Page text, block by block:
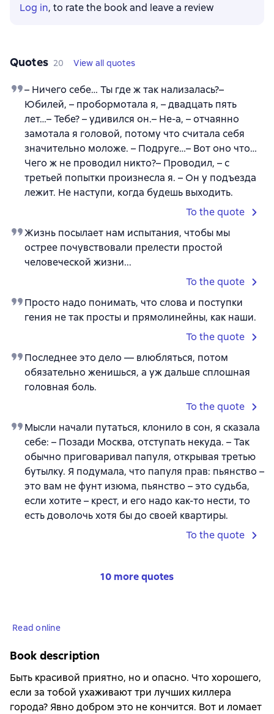
Log in, to rate the book and leave a review
Quotes 20 View all quotes
– Ничего себе… Ты где ж так нализалась?–
Юбилей, – пробормотала я, – двадцать пять
лет…– Тебе? – удивился он.– Не-а, – отчаянно
замотала я головой, потому что считала себя
значительно моложе. – Подруге…– Вот оно что…
Чего ж не проводил никто?– Проводил, – с
третьей попытки произнесла я. – Он у подъезда
лежит. Не наступи, когда будешь выходить.
To the quote
Жизнь посылает нам испытания, чтобы мы
острее почувствовали прелести простой
человеческой жизни...
To the quote
Просто надо понимать, что слова и поступки
гения не так просты и прямолинейны, как наши.
To the quote
Последнее это дело — влюбляться, потом
обязательно женишься, а уж дальше сплошная
головная боль.
To the quote
Мысли начали путаться, клонило в сон, я сказала
себе: – Позади Москва, отступать некуда. – Так
обычно приговаривал папуля, открывая третью
бутылку. Я подумала, что папуля прав: пьянство –
это вам не фунт изюма, пьянство – это судьба,
если хотите – крест, и его надо как-то нести, то
есть доволочь хотя бы до своей квартиры.
To the quote
10 more quotes
Read online
Book description
Быть красивой приятно, но и опасно. Что хорошего,
если за тобой ухаживают три лучших киллера
города? Явно добром это не кончится. Вот и ломает